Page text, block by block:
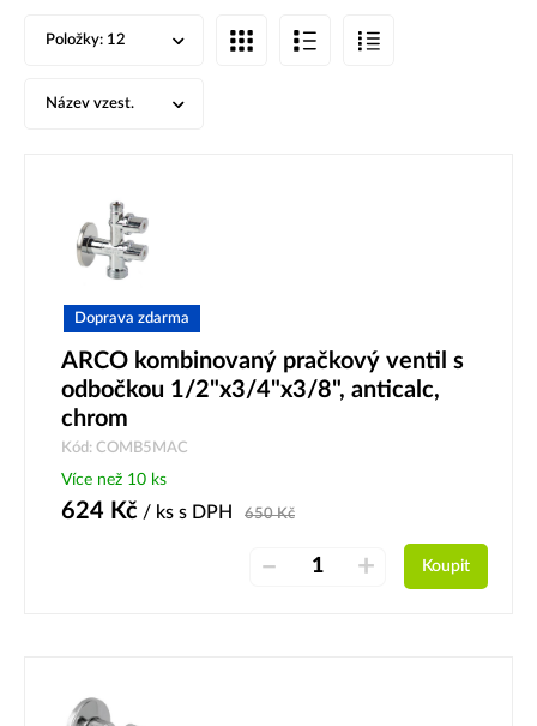
Položky: 12
Název vzest.
Doprava zdarma
ARCO kombinovaný pračkový ventil s
odbočkou 1/2"x3/4"x3/8", anticalc,
chrom
Kód: COMB5MAC
Více než 10 ks
624 Kč / ks s DPH 650Kč
– + Koupit